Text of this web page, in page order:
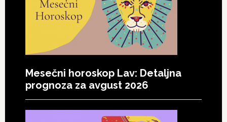
Mesečni horoskop Lav: Detaljna
prognoza za avgust 2026